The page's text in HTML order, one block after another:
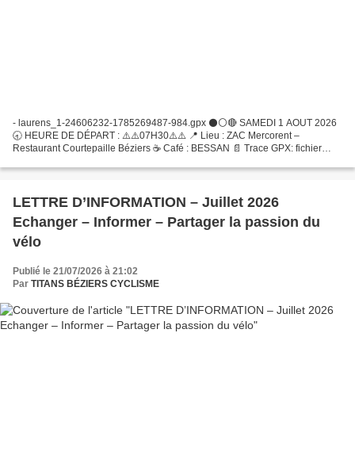
- laurens_1-24606232-1785269487-984.gpx ⚫️⚪️🔴 SAMEDI 1 AOUT 2026
🕣 HEURE DE DÉPART : ⚠️⚠️07H30⚠️⚠️ 📍 Lieu : ZAC Mercorent –
Restaurant Courtepaille Béziers ☕️ Café : BESSAN 📄 Trace GPX: fichier
LETTRE D’INFORMATION – Juillet 2026
Echanger – Informer – Partager la passion du
vélo
Publié le 21/07/2026 à 21:02
Par TITANS BÉZIERS CYCLISME